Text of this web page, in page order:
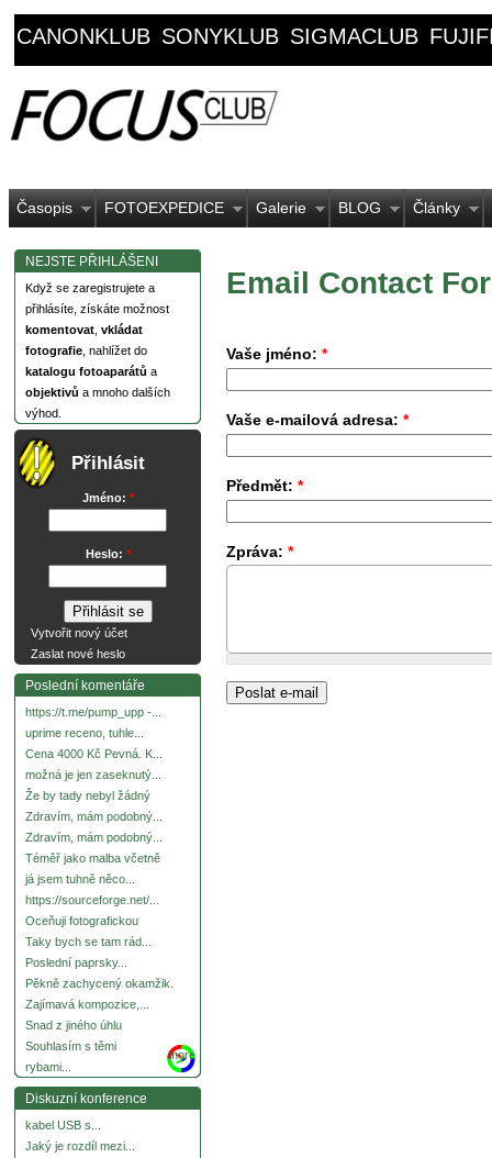
CANONKLUB SONYKLUB SIGMACLUB
Časopis FOTOEXPEDICE Galerie BLOG Články
NEJSTE PŘIHLÁŠENI
Když se zaregistrujete a
přihlásíte, získáte možnost
komentovat vkládat
fotografie , nahlížet do
katalogu fotoaparátů a
objektivů a mnoho dalších
výhod.
Přihlásit
Jméno: *
Heslo: *
Vytvořit nový účet
Zaslat nové heslo
Poslední komentáře
https://t.me/pump_upp -...
uprime receno, tuhle...
Cena 4000 Kč Pevná. K...
možná je jen zaseknutý...
Že by tady nebyl žádný
Zdravím, mám podobný...
Zdravím, mám podobný...
Téměř jako malba včetně
já jsem tuhně něco...
https://sourceforge.net/...
Oceňuji fotografickou
Taky bych se tam rád...
Poslední paprsky...
Pěkně zachycený okamžik.
Zajímavá kompozice,...
Snad z jiného úhlu
Souhlasím s těmi
rybami...
more
Diskuzní konference
kabel USB s...
Jaký je rozdíl mezi...
Email Contact
Vaše jméno: *
Vaše e-mailová adresa: *
Předmět: *
Zpráva: *